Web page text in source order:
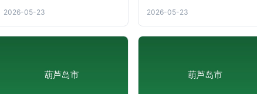
2026-05-23 2026-05-23